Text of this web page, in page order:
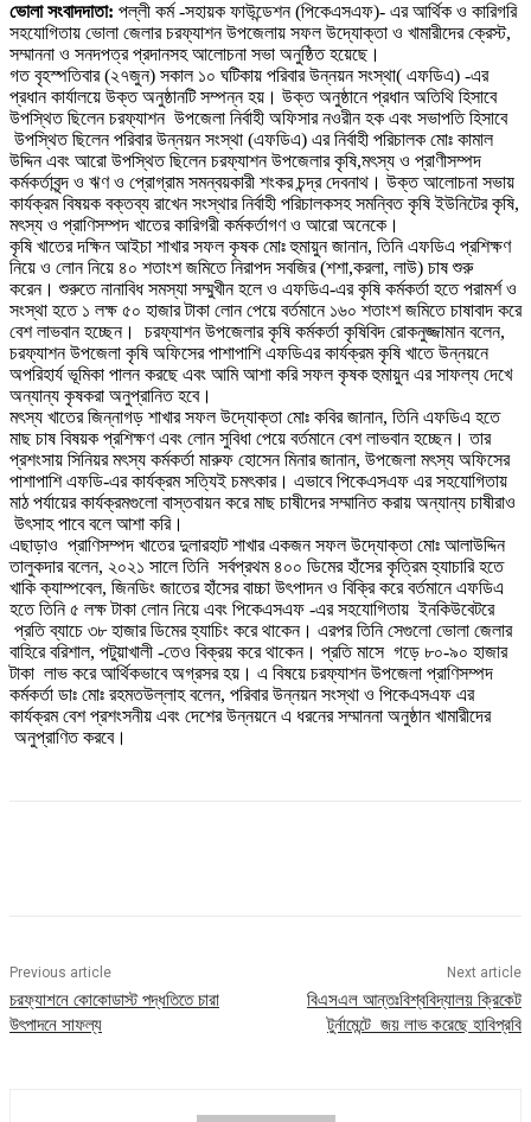
ভোলা সংবাদদাতা: পল্লী কর্ম -সহায়ক ফাউন্ডেশন (পিকেএসএফ)- এর আর্থিক ও কারিগরি
সহযোগিতায় ভোলা জেলার চরফ্যাশন উপজেলায় সফল উদ্যোক্তা ও খামারীদের ক্রেস্ট,
সম্মাননা ও সনদপত্র প্রদানসহ আলোচনা সভা অনুষ্ঠিত হয়েছে।
গত বৃহস্পতিবার (২৭জুন) সকাল ১০ ঘটিকায় পরিবার উন্নয়ন সংস্থা( এফডিএ) -এর
প্রধান কার্যালয়ে উক্ত অনুষ্ঠানটি সম্পন্ন হয়। উক্ত অনুষ্ঠানে প্রধান অতিথি হিসাবে
উপস্থিত ছিলেন চরফ্যাশন উপজেলা নির্বাহী অফিসার নওরীন হক এবং সভাপতি হিসাবে
উপস্থিত ছিলেন পরিবার উন্নয়ন সংস্থা (এফডিএ) এর নির্বাহী পরিচালক মোঃ কামাল
উদ্দিন এবং আরো উপস্থিত ছিলেন চরফ্যাশন উপজেলার কৃষি,মৎস্য ও প্রাণীসম্পদ
কর্মকর্তাবৃন্দ ও ঋণ ও প্রোগ্রাম সমন্বয়কারী শংকর চন্দ্র দেবনাথ। উক্ত আলোচনা সভায়
কার্যক্রম বিষয়ক বক্তব্য রাখেন সংস্থার নির্বাহী পরিচালকসহ সমন্বিত কৃষি ইউনিটের কৃষি,
মৎস্য ও প্রাণিসম্পদ খাতের কারিগরী কর্মকর্তাগণ ও আরো অনেকে।
কৃষি খাতের দক্ষিন আইচা শাখার সফল কৃষক মোঃ হুমায়ুন জানান, তিনি এফডিএ প্রশিক্ষণ
নিয়ে ও লোন নিয়ে ৪০ শতাংশ জমিতে নিরাপদ সবজির (শশা,করলা, লাউ) চাষ শুরু
করেন। শুরুতে নানাবিধ সমস্যা সম্মুখীন হলে ও এফডিএ-এর কৃষি কর্মকর্তা হতে পরামর্শ ও
সংস্থা হতে ১ লক্ষ ৫০ হাজার টাকা লোন পেয়ে বর্তমানে ১৬০ শতাংশ জমিতে চাষাবাদ করে
বেশ লাভবান হচ্ছেন। চরফ্যাশন উপজেলার কৃষি কর্মকর্তা কৃষিবিদ রোকনুজ্জামান বলেন,
চরফ্যাশন উপজেলা কৃষি অফিসের পাশাপাশি এফডিএর কার্যক্রম কৃষি খাতে উন্নয়নে
অপরিহার্য ভূমিকা পালন করছে এবং আমি আশা করি সফল কৃষক হুমায়ুন এর সাফল্য দেখে
অন্যান্য কৃষকরা অনুপ্রানিত হবে।
মৎস্য খাতের জিন্নাগড় শাখার সফল উদ্যোক্তা মোঃ কবির জানান, তিনি এফডিএ হতে
মাছ চাষ বিষয়ক প্রশিক্ষণ এবং লোন সুবিধা পেয়ে বর্তমানে বেশ লাভবান হচ্ছেন। তার
প্রশংসায় সিনিয়র মৎস্য কর্মকর্তা মারুফ হোসেন মিনার জানান, উপজেলা মৎস্য অফিসের
পাশাপাশি এফডি-এর কার্যক্রম সত্যিই চমৎকার। এভাবে পিকেএসএফ এর সহযোগিতায়
মাঠ পর্যায়ের কার্যক্রমগুলো বাস্তবায়ন করে মাছ চাষীদের সম্মানিত করায় অন্যান্য চাষীরাও
উৎসাহ পাবে বলে আশা করি।
এছাড়াও প্রাণিসম্পদ খাতের দুলারহাট শাখার একজন সফল উদ্যোক্তা মোঃ আলাউদ্দিন
তালুকদার বলেন, ২০২১ সালে তিনি সর্বপ্রথম ৪০০ ডিমের হাঁসের কৃত্রিম হ্যাচারি হতে
খাকি ক্যাম্পবেল, জিনডিং জাতের হাঁসের বাচ্চা উৎপাদন ও বিক্রি করে বর্তমানে এফডিএ
হতে তিনি ৫ লক্ষ টাকা লোন নিয়ে এবং পিকেএসএফ -এর সহযোগিতায় ইনকিউবেটরে
প্রতি ব্যাচে ৩৮ হাজার ডিমের হ্যাচিং করে থাকেন। এরপর তিনি সেগুলো ভোলা জেলার
বাহিরে বরিশাল, পটুয়াখালী -তেও বিক্রয় করে থাকেন। প্রতি মাসে গড়ে ৮০-৯০ হাজার
টাকা লাভ করে আর্থিকভাবে অগ্রসর হয়। এ বিষয়ে চরফ্যাশন উপজেলা প্রাণিসম্পদ
কর্মকর্তা ডাঃ মোঃ রহমতউল্লাহ বলেন, পরিবার উন্নয়ন সংস্থা ও পিকেএসএফ এর
কার্যক্রম বেশ প্রশংসনীয় এবং দেশের উন্নয়নে এ ধরনের সম্মাননা অনুষ্ঠান খামারীদের
অনুপ্রাণিত করবে।
Previous article
চরফ্যাশনে কোকোডাস্ট পদ্ধতিতে চারা
উৎপাদনে সাফল্য
Next article
বিএসএল আন্তঃবিশ্ববিদ্যালয় ক্রিকেট
টুর্নামেন্টে জয় লাভ করেছে হাবিপ্রবি